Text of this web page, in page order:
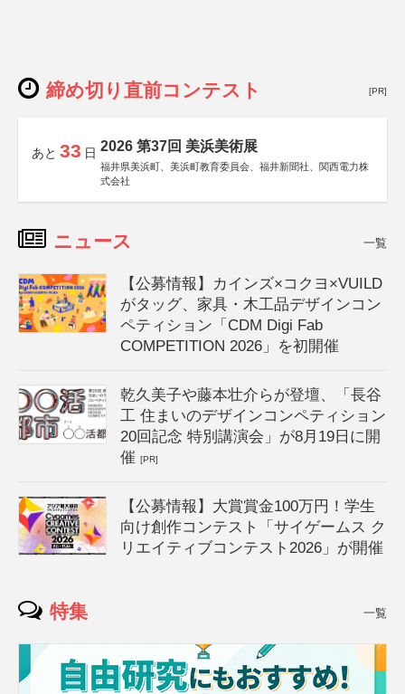
締め切り直前コンテスト [PR]
あと 33 日 2026 第37回 美浜美術展
福井県美浜町、美浜町教育委員会、福井新聞社、関西電力株
式会社
ニュース 一覧
【公募情報】カインズ×コクヨ×VUILD
がタッグ、家具・木工品デザインコン
ペティション「CDM Digi Fab
COMPETITION 2026」を初開催
乾久美子や藤本壮介らが登壇、「長谷
工 住まいのデザインコンペティション
20回記念 特別講演会」が8月19日に開
催[PR]
【公募情報】大賞賞金100万円！学生
向け創作コンテスト「サイゲームス ク
リエイティブコンテスト2026」が開催
特集 一覧